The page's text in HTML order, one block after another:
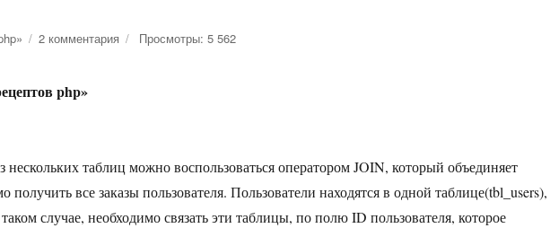
2 комментария
JOIN
Просмотры: 5 562
php»
нескольких таблиц можно воспользоваться оператором JOIN, который объединяет
все заказы пользователя. Пользователи находятся в одной таблице(tbl_users),
случае, необходимо связать эти таблицы, по полю ID пользователя, которое